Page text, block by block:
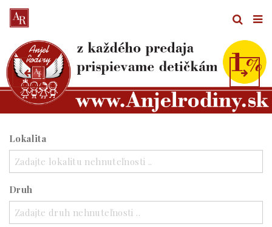
Lokalita
Zadajte lokalitu nehnuteľnosti ..
Druh
Zadajte druh nehnuteľnosti ..